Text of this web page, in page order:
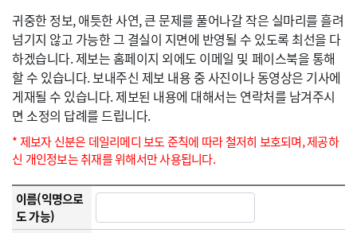
귀중한 정보, 애틋한 사연, 큰 문제를 풀어나갈 작은 실마리를 흘려
넘기지 않고 가능한 그 결실이 지면에 반영될 수 있도록 최선을 다
하겠습니다. 제보는 홈페이지 외에도 이메일 및 페이스북을 통해
할 수 있습니다. 보내주신 제보 내용 중 사진이나 동영상은 기사에
게재될 수 있습니다. 제보된 내용에 대해서는 연락처를 남겨주시
면 소정의 답례를 드립니다.
* 제보자 신분은 데일리메디 보도 준칙에 따라 철저히 보호되며, 제공하
신 개인정보는 취재를 위해서만 사용됩니다.
이름(익명으로
도 가능)